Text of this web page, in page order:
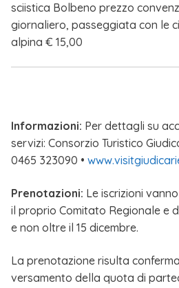
sciistica Bolbeno prezzo
giornaliero, passeggiata con le
alpina € 15,00
Informazioni: Per dettagli su
servizi: Consorzio Turistico
0465 323090 •
Prenotazioni: Le iscrizioni
il proprio Comitato Regionale e
e non oltre il 15 dicembre.
La prenotazione risulta
versamento della quota di